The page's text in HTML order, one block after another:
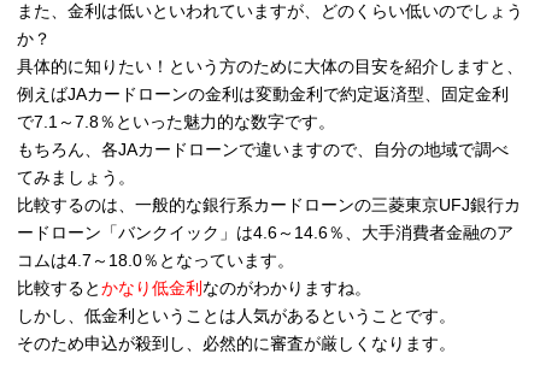
また、金利は低いといわれていますが、どのくらい低いのでしょう
か？
具体的に知りたい！という方のために大体の目安を紹介しますと、
例えばJAカードローンの金利は変動金利で約定返済型、固定金利
で7.1～7.8％といった魅力的な数字です。
もちろん、各JAカードローンで違いますので、自分の地域で調べ
てみましょう。
比較するのは、一般的な銀行系カードローンの三菱東京UFJ銀行カ
ードローン「バンクイック」は4.6～14.6％、大手消費者金融のア
コムは4.7～18.0％となっています。
比較するとかなり低金利 なのがわかりますね。
しかし、低金利ということは人気があるということです。
そのため申込が殺到し、必然的に審査が厳しくなります。